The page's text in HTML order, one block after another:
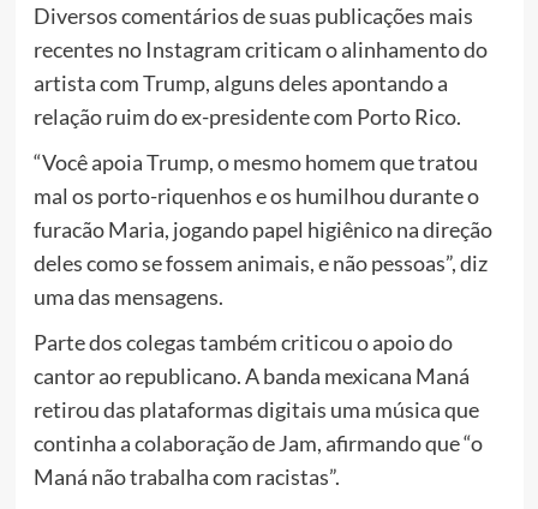
Diversos comentários de suas publicações mais
recentes no Instagram criticam o alinhamento do
artista com Trump, alguns deles apontando a
relação ruim do ex-presidente com Porto Rico.
“Você apoia Trump, o mesmo homem que tratou
mal os porto-riquenhos e os humilhou durante o
furacão Maria, jogando papel higiênico na direção
deles como se fossem animais, e não pessoas”, diz
uma das mensagens.
Parte dos colegas também criticou o apoio do
cantor ao republicano. A banda mexicana Maná
retirou das plataformas digitais uma música que
continha a colaboração de Jam, afirmando que “o
Maná não trabalha com racistas”.